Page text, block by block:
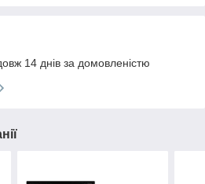
14 днів за домовленістю